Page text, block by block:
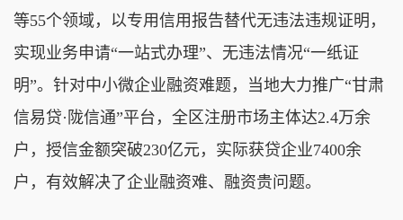
等55个领域，以专用信用报告替代无违法违规证明，
实现业务申请“一站式办理”、无违法情况“一纸证
明”。针对中小微企业融资难题，当地大力推广“甘肃
信易贷·陇信通”平台，全区注册市场主体达2.4万余
户，授信金额突破230亿元，实际获贷企业7400余
户，有效解决了企业融资难、融资贵问题。